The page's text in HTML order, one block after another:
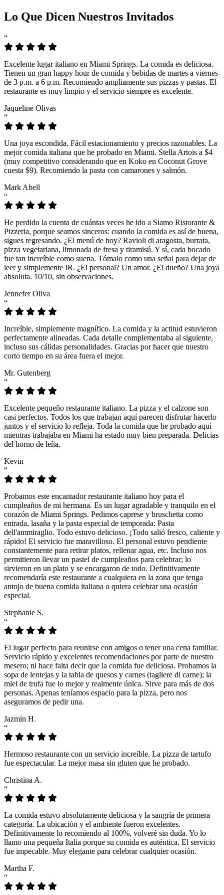
Lo Que Dicen Nuestros Invitados
“
Excelente lugar italiano en Miami Springs. La comida es deliciosa.
Tienen un gran happy hour de comida y bebidas de martes a viernes
de 3 p.m. a 6 p.m. Recomiendo ampliamente sus pizzas y pastas. El
restaurante es muy limpio y el servicio siempre es excelente.
Jaqueline Olivas
“
Una joya escondida. Fácil estacionamiento y precios razonables. La
mejor comida italiana que he probado en Miami. Stella Artois a $4
(muy competitivo considerando que en Koko en Coconut Grove
cuesta $9). Recomiendo la pasta con camarones y salmón.
Mark Abell
“
He perdido la cuenta de cuántas veces he ido a Siamo Ristorante &
Pizzeria, porque seamos sinceros: cuando la comida es así de buena,
sigues regresando. ¿El menú de hoy? Ravioli di aragosta, burrata,
pizza vegetariana, limonada de fresa y tiramisú. Y sí, cada bocado
fue tan increíble como suena. Tómalo como una señal para dejar de
leer y simplemente IR. ¿El personal? Un amor. ¿El dueño? Una joya
absoluta. 10/10, sin observaciones.
Jennefer Oliva
“
Increíble, simplemente magnífico. La comida y la actitud estuvieron
perfectamente alineadas. Cada detalle complementaba al siguiente,
incluso sus cálidas personalidades. Gracias por hacer que nuestro
corto tiempo en su área fuera el mejor.
Mr. Gutenberg
“
Excelente pequeño restaurante italiano. La pizza y el calzone son
casi perfectos. Todos los que trabajan aquí parecen disfrutar hacerlo
juntos y el servicio lo refleja. Toda la comida que he probado aquí
mientras trabajaba en Miami ha estado muy bien preparada. Delicias
del horno de leña.
Kevin
“
Probamos este encantador restaurante italiano hoy para el
cumpleaños de mi hermana. Es un lugar agradable y tranquilo en el
corazón de Miami Springs. Pedimos caprese y bruschetta como
entrada, lasaña y la pasta especial de temporada: Pasta
dell'ammiraglio. Todo estuvo delicioso. ¡Todo salió fresco, caliente y
rápido! El servicio fue maravilloso. El personal estuvo pendiente
constantemente para retirar platos, rellenar agua, etc. Incluso nos
permitieron llevar un pastel de cumpleaños para celebrar; lo
sirvieron en un plato y se encargaron de todo. Definitivamente
recomendaría este restaurante a cualquiera en la zona que tenga
antojo de buena comida italiana o quiera celebrar una ocasión
especial.
Stephanie S.
“
El lugar perfecto para reunirse con amigos o tener una cena familiar.
Servicio rápido y excelentes recomendaciones por parte de nuestro
mesero; ni hace falta decir que la comida fue deliciosa. Probamos la
sopa de lentejas y la tabla de quesos y carnes (tagliere di carne); la
miel de trufa fue lo mejor y realmente única. Sirve para más de dos
personas. Apenas teníamos espacio para la pizza, pero nos
aseguramos de pedir una.
Jazmin H.
“
Hermoso restaurante con un servicio increíble. La pizza de tartufo
fue espectacular. La mejor masa sin gluten que he probado.
Christina A.
“
La comida estuvo absolutamente deliciosa y la sangría de primera
categoría. La ubicación y el ambiente fueron excelentes.
Definitivamente lo recomiendo al 100%, volveré sin duda. Yo lo
llamo una pequeña Italia porque su comida es auténtica. El servicio
fue impecable. Muy elegante para celebrar cualquier ocasión.
Martha F.
“